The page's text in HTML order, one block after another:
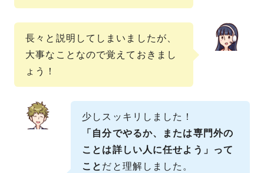
長々と説明してしまいましたが、
大事なことなので覚えておきまし
ょう！
少しスッキリしました！
「自分でやるか、または専門外の
ことは詳しい人に任せよう」って
こと だと理解しました。